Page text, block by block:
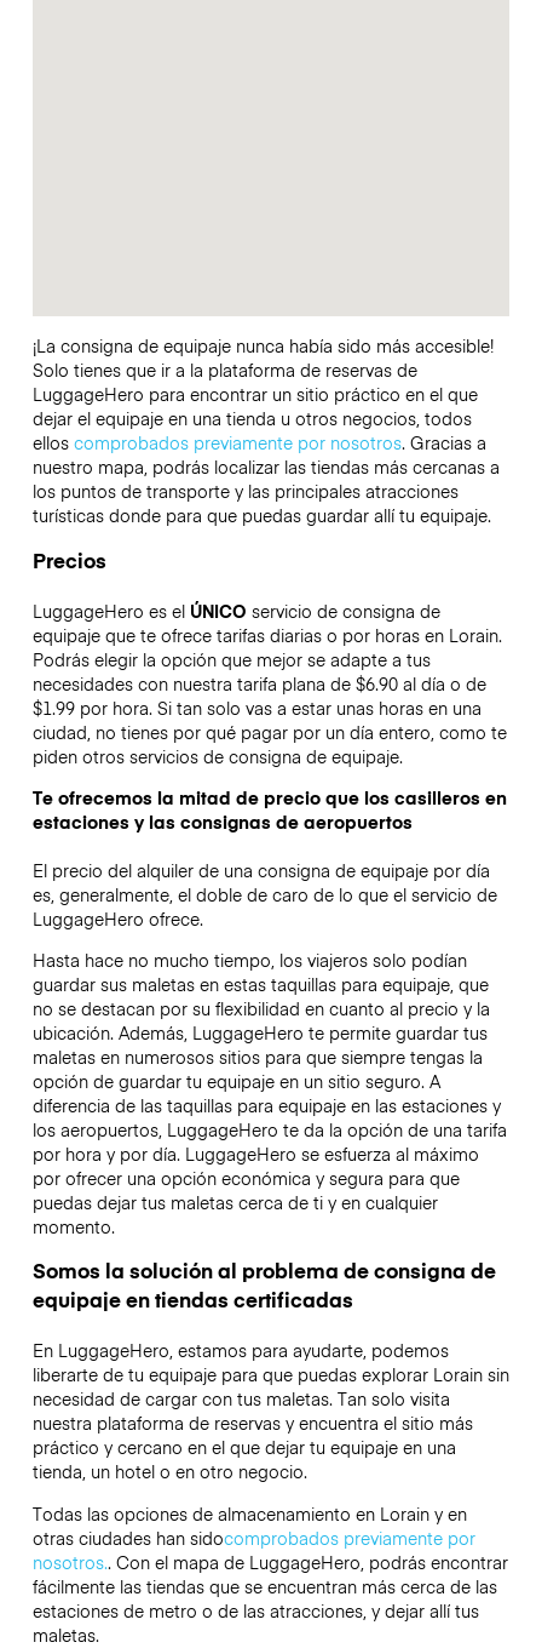
¡La consigna de equipaje nunca había sido más accesible!
Solo tienes que ir a la plataforma de reservas de
LuggageHero para encontrar un sitio práctico en el que
dejar el equipaje en una tienda u otros negocios, todos
ellos comprobados previamente por nosotros. Gracias a
nuestro mapa, podrás localizar las tiendas más cercanas a
los puntos de transporte y las principales atracciones
turísticas donde para que puedas guardar allí tu equipaje.
Precios
LuggageHero es el ÚNICO servicio de consigna de
equipaje que te ofrece tarifas diarias o por horas en Lorain.
Podrás elegir la opción que mejor se adapte a tus
necesidades con nuestra tarifa plana de $6.90 al día o de
$1.99 por hora. Si tan solo vas a estar unas horas en una
ciudad, no tienes por qué pagar por un día entero, como te
piden otros servicios de consigna de equipaje.
Te ofrecemos la mitad de precio que los casilleros en
estaciones y las consignas de aeropuertos
El precio del alquiler de una consigna de equipaje por día
es, generalmente, el doble de caro de lo que el servicio de
LuggageHero ofrece.
Hasta hace no mucho tiempo, los viajeros solo podían
guardar sus maletas en estas taquillas para equipaje, que
no se destacan por su flexibilidad en cuanto al precio y la
ubicación. Además, LuggageHero te permite guardar tus
maletas en numerosos sitios para que siempre tengas la
opción de guardar tu equipaje en un sitio seguro. A
diferencia de las taquillas para equipaje en las estaciones y
los aeropuertos, LuggageHero te da la opción de una tarifa
por hora y por día. LuggageHero se esfuerza al máximo
por ofrecer una opción económica y segura para que
puedas dejar tus maletas cerca de ti y en cualquier
momento.
Somos la solución al problema de consigna de
equipaje en tiendas certificadas
En LuggageHero, estamos para ayudarte, podemos
liberarte de tu equipaje para que puedas explorar Lorain sin
necesidad de cargar con tus maletas. Tan solo visita
nuestra plataforma de reservas y encuentra el sitio más
práctico y cercano en el que dejar tu equipaje en una
tienda, un hotel o en otro negocio.
Todas las opciones de almacenamiento en Lorain y en
otras ciudades han sidocomprobados previamente por
nosotros.. Con el mapa de LuggageHero, podrás encontrar
fácilmente las tiendas que se encuentran más cerca de las
estaciones de metro o de las atracciones, y dejar allí tus
maletas.